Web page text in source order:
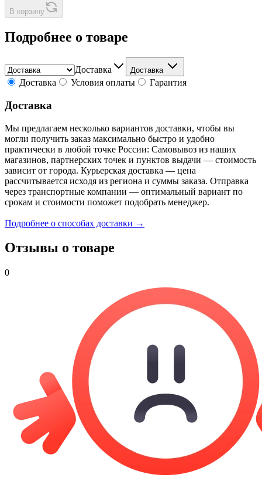
В корзину
Подробнее о товаре
Доставка Доставка
Доставка Условия оплаты Гарантия
Доставка
Мы предлагаем несколько вариантов доставки, чтобы вы
могли получить заказ максимально быстро и удобно
практически в любой точке России: Самовывоз из наших
магазинов, партнерских точек и пунктов выдачи — стоимость
зависит от города. Курьерская доставка — цена
рассчитывается исходя из региона и суммы заказа. Отправка
через транспортные компании — оптимальный вариант по
срокам и стоимости поможет подобрать менеджер.
Подробнее о способах доставки →
Отзывы о товаре
0